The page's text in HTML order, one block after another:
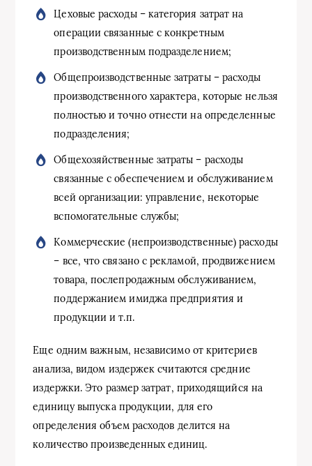
Цеховые расходы – категория затрат на
операции связанные с конкретным
производственным подразделением;
Общепроизводственные затраты – расходы
производственного характера, которые нельзя
полностью и точно отнести на определенные
подразделения;
Общехозяйственные затраты – расходы
связанные с обеспечением и обслуживанием
всей организации: управление, некоторые
вспомогательные службы;
Коммерческие (непроизводственные) расходы
– все, что связано с рекламой, продвижением
товара, послепродажным обслуживанием,
поддержанием имиджа предприятия и
продукции и т.п.
Еще одним важным, независимо от критериев
анализа, видом издержек считаются средние
издержки. Это размер затрат, приходящийся на
единицу выпуска продукции, для его
определения объем расходов делится на
количество произведенных единиц.